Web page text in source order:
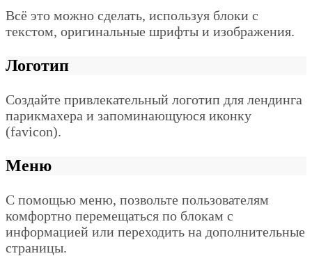
Всё это можно сделать, используя блоки с
текстом, оригинальные шрифты и изображения.
Логотип
Создайте привлекательный логотип для лендинга
парикмахера и запоминающуюся иконку
(favicon).
Меню
С помощью меню, позвольте пользователям
комфортно перемещаться по блокам с
информацией или переходить на дополнительные
страницы.